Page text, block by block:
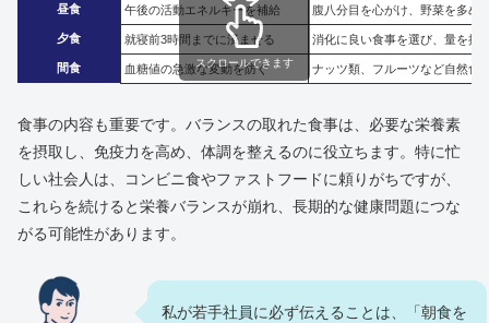
昼食 午後の活動エネルギーを補給 腹八分目を心がけ、野菜を多め
夕食 就寝前3時間までに済ませる 消化に良い食事を選び、量を控
間食 血糖値の急激な変動を防ぐ ナッツ類、フルーツなど自然食
スクロールできます
食事の内容も重要です。バランスの取れた食事は、必要な栄養素
を摂取し、免疫力を高め、体調を整えるのに役立ちます。特に忙
しい社会人は、コンビニ食やファストフードに頼りがちですが、
これらを続けると栄養バランスが崩れ、長期的な健康問題につな
がる可能性があります。
私が若手社員に必ず伝えることは、「朝食を